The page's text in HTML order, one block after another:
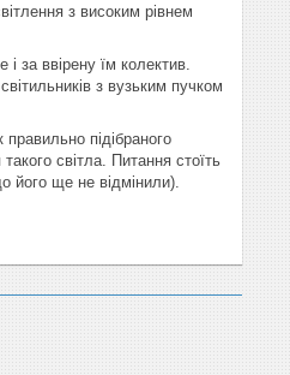
з високим рівнем
за ввірену їм колектив.
з вузьким пучком
підібраного
світла. Питання стоїть
його ще не відмінили).